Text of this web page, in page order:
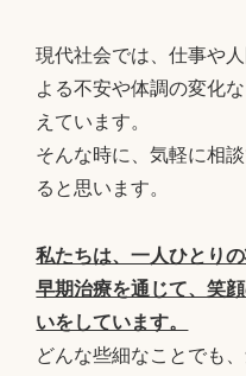
現代社会では、仕事や
よる不安や体調の変化
えています。
そんな時に、気軽に相
ると思います。
私たちは、一人ひとり
早期治療を通じて、笑
いをしています。
どんな些細なことでも